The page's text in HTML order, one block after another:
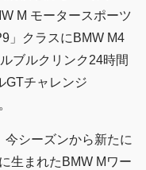
M モータースポーツ
」クラスにBMW M4
ブルクリンク24時間
GTチャレンジ
今シーズンから新たに
生まれたBMW Mワー